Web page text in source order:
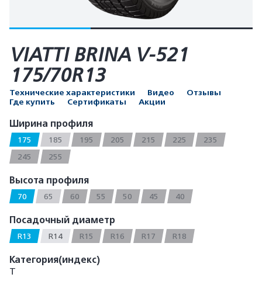
VIATTI BRINA V-521
175/70R13
Технические характеристики Видео
Отзывы
Где купить
Сертификаты Акции
Ширина профиля
175 185 195 205 215 225
235
245
255
Высота профиля
70 65 60 55 50 45 40
Посадочный диаметр
R13 R14 R15 R16 R17 R18
Категория(индекс)
T